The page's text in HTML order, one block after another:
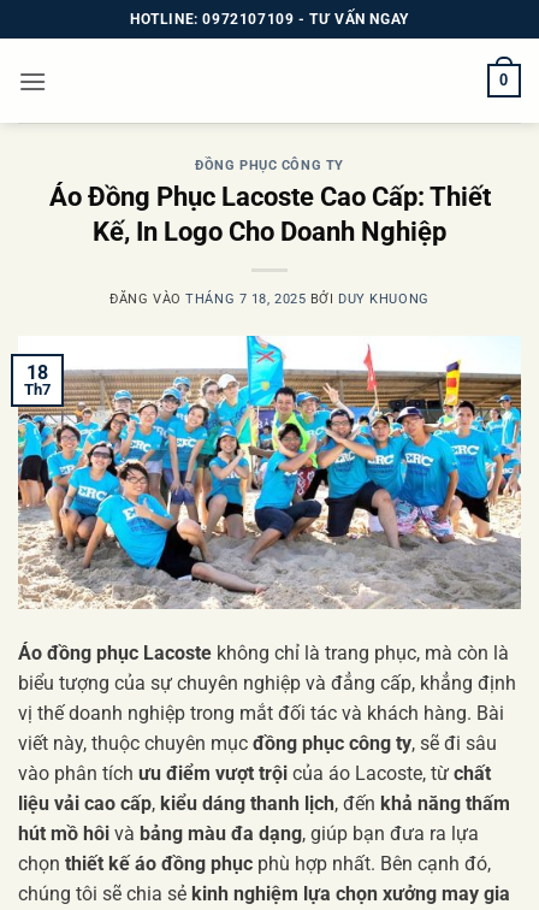
qua
nội
HOTLINE: 0972107109 - TƯ VẤN NGAY
0
ĐỒNG PHỤC CÔNG TY
Áo Đồng Phục Lacoste Cao Cấp: Thiết
Kế, In Logo Cho Doanh Nghiệp
ĐĂNG VÀOTHÁNG 7 18, 2025 BỞI DUY KHUONG
18
Th7
Áo đồng phục Lacoste không chỉ là trang phục, mà còn là
biểu tượng của sự chuyên nghiệp và đẳng cấp, khẳng định
vị thế doanh nghiệp trong mắt đối tác và khách hàng. Bài
viết này, thuộc chuyên mục đồng phục công ty, sẽ đi sâu
vào phân tích ưu điểm vượt trội của áo Lacoste, từ chất
liệu vải cao cấp, kiểu dáng thanh lịch, đến khả năng thấm
hút mồ hôi và bảng màu đa dạng, giúp bạn đưa ra lựa
chọn thiết kế áo đồng phục phù hợp nhất. Bên cạnh đó,
chúng tôi sẽ chia sẻ kinh nghiệm lựa chọn xưởng may gia